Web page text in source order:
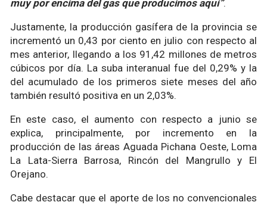
muy por encima del gas que producimos aquí”.
Justamente, la producción gasífera de la provincia se
incrementó un 0,43 por ciento en julio con respecto al
mes anterior, llegando a los 91,42 millones de metros
cúbicos por día. La suba interanual fue del 0,29% y la
del acumulado de los primeros siete meses del año
también resultó positiva en un 2,03%.
En este caso, el aumento con respecto a junio se
explica, principalmente, por incremento en la
producción de las áreas Aguada Pichana Oeste, Loma
La Lata-Sierra Barrosa, Rincón del Mangrullo y El
Orejano.
Cabe destacar que el aporte de los no convencionales